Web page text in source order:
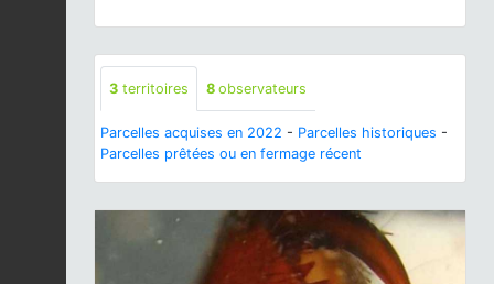
3 territoires 8 observateurs
Parcelles acquises en 2022 - Parcelles historiques -
Parcelles prêtées ou en fermage récent